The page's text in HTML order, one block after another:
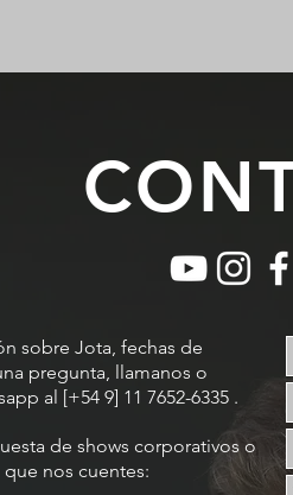
sobre Jota, fechas de
pregunta, llamanos o
al [+54 9] 11 7652-6335 .
de shows corporativos o
nos cuentes: